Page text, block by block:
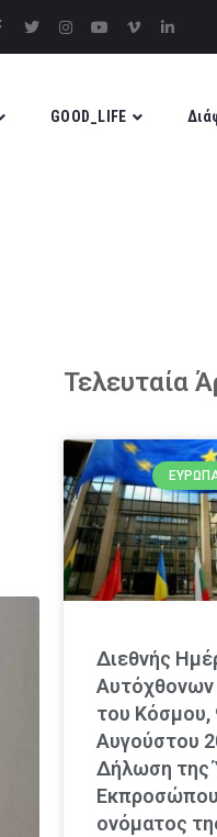
GOOD_LIFE
Τελευταία
Διεθνής
του Κόσμου,
Αυγούστου
Δήλωση της
ονόματος